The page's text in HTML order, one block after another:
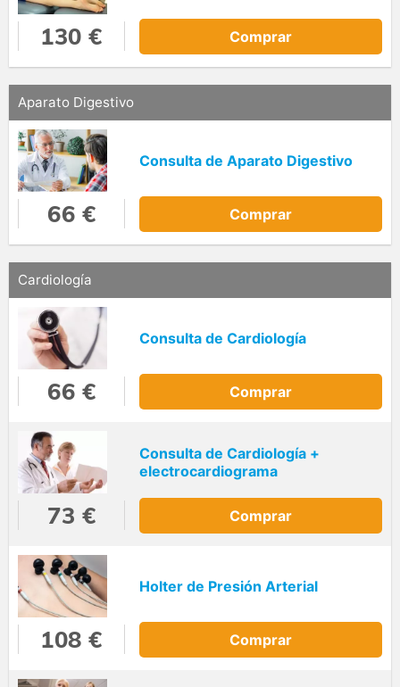
130 € Comprar
Aparato Digestivo
Consulta de Aparato Digestivo
66 € Comprar
Cardiología
Consulta de Cardiología
66 € Comprar
Consulta de Cardiología +
electrocardiograma
73 € Comprar
Holter de Presión Arterial
108 € Comprar